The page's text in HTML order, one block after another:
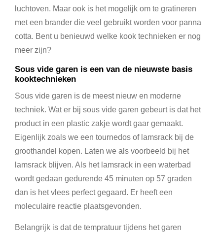
luchtoven. Maar ook is het mogelijk om te gratineren
met een brander die veel gebruikt worden voor panna
cotta. Bent u benieuwd welke kook technieken er nog
meer zijn?
Sous vide garen is een van de nieuwste basis
kooktechnieken
Sous vide garen is de meest nieuw en moderne
techniek. Wat er bij sous vide garen gebeurt is dat het
product in een plastic zakje wordt gaar gemaakt.
Eigenlijk zoals we een tournedos of lamsrack bij de
groothandel kopen. Laten we als voorbeeld bij het
lamsrack blijven. Als het lamsrack in een waterbad
wordt gedaan gedurende 45 minuten op 57 graden
dan is het vlees perfect gegaard. Er heeft een
moleculaire reactie plaatsgevonden.
Belangrijk is dat de tempratuur tijdens het garen